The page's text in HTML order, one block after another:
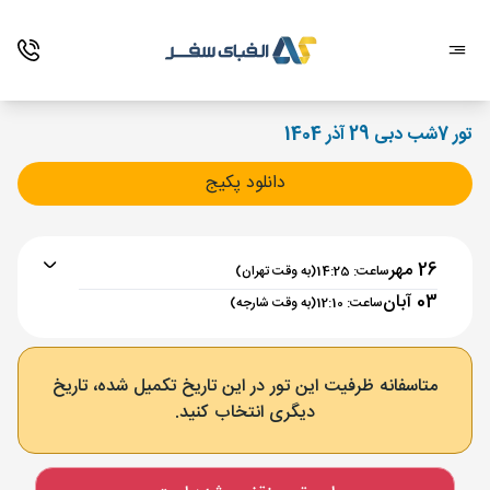
تور 7شب دبی 29 آذر 1404
دانلود پکیج
26 مهر ساعت: 14:25 (به وقت تهران)
03 آبان ساعت: 12:10 (به وقت شارجه)
برنامه رفت :
فرودگاه بین‌المللی امام خمینی IKA
شارجه , فرودگاه بین‌المللی شارجه
متاسفانه ظرفیت این تور در این تاریخ تکمیل شده، تاریخ
دیگری انتخاب کنید.